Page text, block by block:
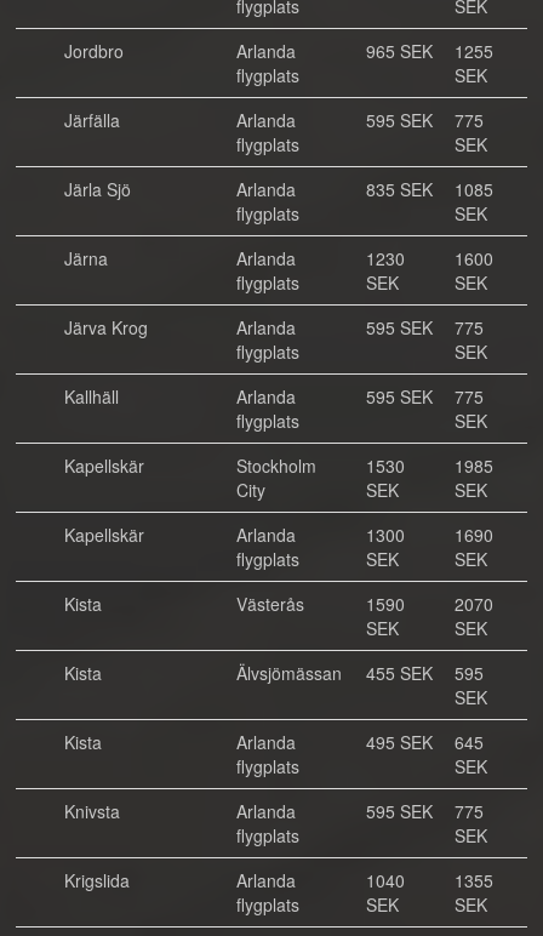
flygplats
SEK
Jordbro
Arlanda
flygplats
965 SEK
1255
SEK
Järfälla
Arlanda
flygplats
595 SEK
775
SEK
Järla Sjö
Arlanda
flygplats
835 SEK
1085
SEK
Järna
Arlanda
flygplats
1230
SEK
1600
SEK
Järva Krog
Arlanda
flygplats
595 SEK
775
SEK
Kallhäll
Arlanda
flygplats
595 SEK
775
SEK
Kapellskär
Stockholm
City
1530
SEK
1985
SEK
Kapellskär
Arlanda
flygplats
1300
SEK
1690
SEK
Kista
Västerås
1590
SEK
2070
SEK
Kista
Älvsjömässan 455 SEK
595
SEK
Kista
Arlanda
flygplats
495 SEK
645
SEK
Knivsta
Arlanda
flygplats
595 SEK
775
SEK
Krigslida
Arlanda
flygplats
1040
SEK
1355
SEK